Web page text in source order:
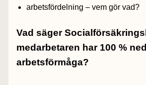
arbetsfördelning – vem gör vad?
Vad säger
medarbetaren har 100 %
arbetsförmåga?